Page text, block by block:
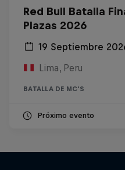
Red Bull Batalla
Plazas 2026
19 Septiembre
Lima, Peru
BATALLA DE MC'S
Próximo evento